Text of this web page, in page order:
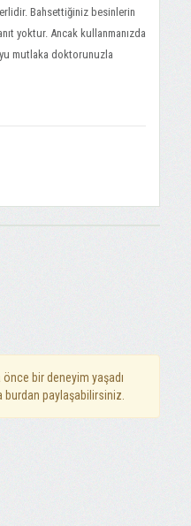
Bahsettiğiniz besinlerin
yoktur. Ancak kullanmanızda
mutlaka doktorunuzla
bir deneyim yaşadı
paylaşabilirsiniz.